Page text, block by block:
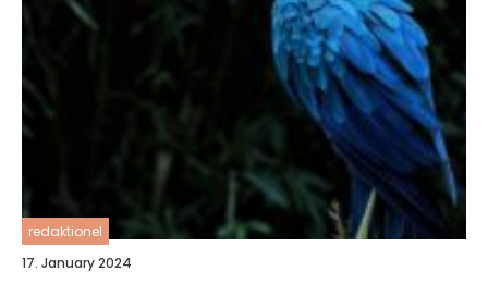
redaktionel
17. January 2024